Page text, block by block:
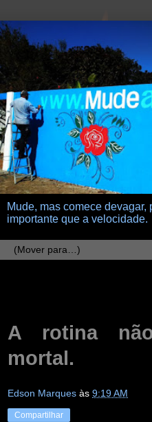
Mude, mas comece
importante que a velocidade.
A rotina
mortal.
Edson Marques às 9:19 AM
Compartilhar